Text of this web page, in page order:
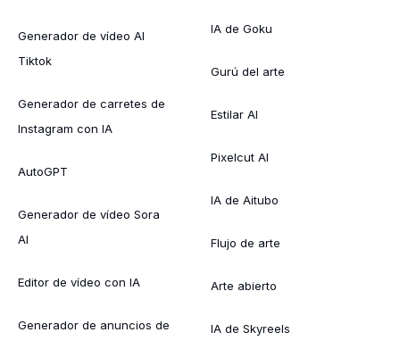
Generador de vídeo AI
Tiktok
Generador de carretes de
Instagram con IA
AutoGPT
Generador de vídeo Sora
AI
Editor de vídeo con IA
Generador de anuncios de
IA de Goku
Gurú del arte
Estilar AI
Pixelcut AI
IA de Aitubo
Flujo de arte
Arte abierto
IA de Skyreels